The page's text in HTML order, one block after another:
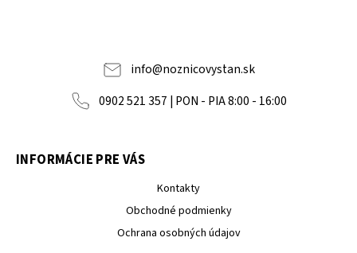
info@noznicovystan.sk
0902 521 357 | PON - PIA 8:00 - 16:00
INFORMÁCIE PRE VÁS
Kontakty
Obchodné podmienky
Ochrana osobných údajov